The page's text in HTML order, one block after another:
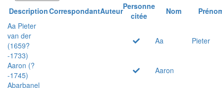
DescriptionCorrespondantAuteurPersonne
citée
Nom
Aa Pieter
van der
(1659?
-1733)
Aa Pieter
Aaron (?
-1745)
Aaron
Abarbanel